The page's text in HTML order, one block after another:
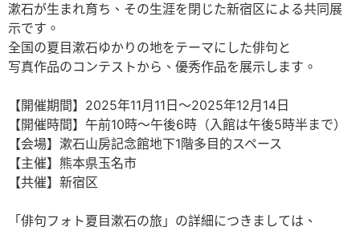
漱石が生まれ育ち、その生涯を閉じた新宿区による共同展
示です。
全国の夏目漱石ゆかりの地をテーマにした俳句と
写真作品のコンテストから、優秀作品を展示します。
【開催期間】2025年11月11日～2025年12月14日
【開催時間】午前10時～午後6時（入館は午後5時半まで）
【会場】漱石山房記念館地下1階多目的スペース
【主催】熊本県玉名市
【共催】新宿区
「俳句フォト夏目漱石の旅」の詳細につきましては、